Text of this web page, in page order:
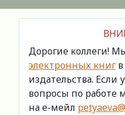
Дорогие коллеги!
электронных книг
издательства. Если
вопросы по работе
на е-мейл